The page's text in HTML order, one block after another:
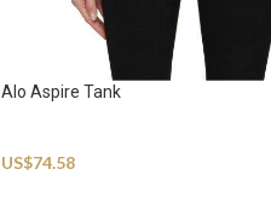
Alo Aspire Tank
US$74.58